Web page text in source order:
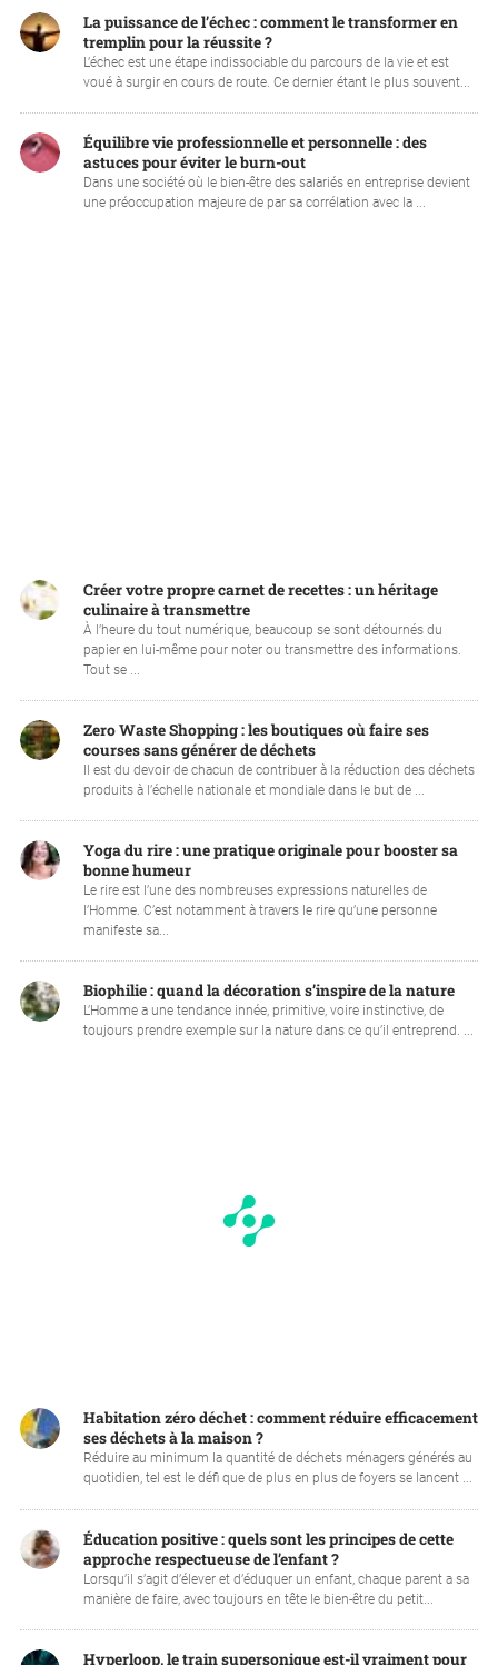
La puissance de l’échec : comment le transformer en
tremplin pour la réussite ?
L’échec est une étape indissociable du parcours de la vie et est
voué à surgir en cours de route. Ce dernier étant le plus souvent...
Équilibre vie professionnelle et personnelle : des
astuces pour éviter le burn-out
Dans une société où le bien-être des salariés en entreprise devient
une préoccupation majeure de par sa corrélation avec la ...
Créer votre propre carnet de recettes : un héritage
culinaire à transmettre
À l’heure du tout numérique, beaucoup se sont détournés du
papier en lui-même pour noter ou transmettre des informations.
Tout se ...
Zero Waste Shopping : les boutiques où faire ses
courses sans générer de déchets
Il est du devoir de chacun de contribuer à la réduction des déchets
produits à l’échelle nationale et mondiale dans le but de ...
Yoga du rire : une pratique originale pour booster sa
bonne humeur
Le rire est l’une des nombreuses expressions naturelles de
l’Homme. C’est notamment à travers le rire qu’une personne
manifeste sa...
Biophilie : quand la décoration s’inspire de la nature
L’Homme a une tendance innée, primitive, voire instinctive, de
toujours prendre exemple sur la nature dans ce qu’il entreprend. ...
Habitation zéro déchet : comment réduire efficacement
ses déchets à la maison ?
Réduire au minimum la quantité de déchets ménagers générés au
quotidien, tel est le défi que de plus en plus de foyers se lancent ...
Éducation positive : quels sont les principes de cette
approche respectueuse de l’enfant ?
Lorsqu’il s’agit d’élever et d’éduquer un enfant, chaque parent a sa
manière de faire, avec toujours en tête le bien-être du petit...
Hyperloop, le train supersonique est-il vraiment pour